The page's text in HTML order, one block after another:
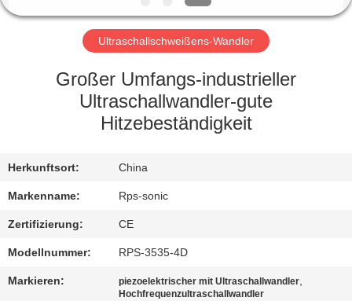
FABRIK-
AUSFLUG
QUALITÄTSKONTROLLE
SIE
MIT
UNS
IN
VERBINDUNG
Ultraschallschweißens-Wandler
Großer Umfangs-industrieller
Ultraschallwandler-gute
Hitzebeständigkeit
Herkunftsort: China
Markenname: Rps-sonic
Zertifizierung: CE
Modellnummer: RPS-3535-4D
Markieren: piezoelektrischer mit Ultraschallwandler,
Hochfrequenzultraschallwandler